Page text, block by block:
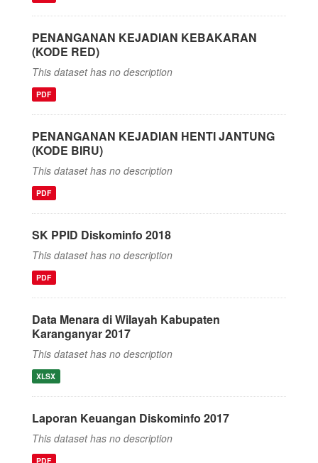
PENANGANAN KEJADIAN KEBAKARAN
(KODE RED)
This dataset has no description
PDF
PENANGANAN KEJADIAN HENTI JANTUNG
(KODE BIRU)
This dataset has no description
PDF
SK PPID Diskominfo 2018
This dataset has no description
PDF
Data Menara di Wilayah Kabupaten
Karanganyar 2017
This dataset has no description
XLSX
Laporan Keuangan Diskominfo 2017
This dataset has no description
PDF